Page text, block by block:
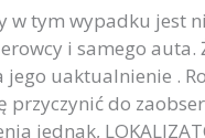
tym wypadku jest
i samego auta.
uaktualnienie .
do
jednak,